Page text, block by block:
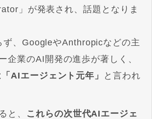
」が発表され、話題となりま
ず、GoogleやAnthropicなどの主
企業のAI開発の進歩が著しく、
AIエージェント元年」
と言われ
と、 これらの次世代AIエージェ